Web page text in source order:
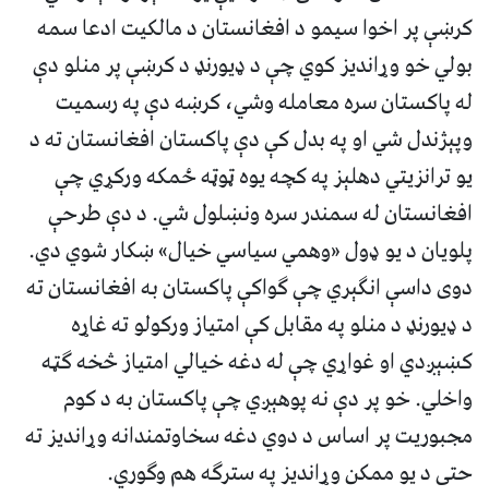
کرښې پر اخوا سیمو د افغانستان د مالکیت ادعا سمه
بولي خو وړاندیز کوي چې د ډیورنډ د کرښې پر منلو دې
له پاکستان سره معامله وشي، کرښه دې په رسمیت
وپېژندل شي او په بدل کې دې پاکستان افغانستان ته د
یو ترانزیتي دهلېز په کچه یوه ټوټه ځمکه ورکړي چې
افغانستان له سمندر سره ونښلول شي. د دې طرحې
پلویان د یو ډول «وهمي سیاسي خیال» ښکار شوي دي.
دوی داسې انګېري چې ګواکې پاکستان به افغانستان ته
د ډیورنډ د منلو په مقابل کې امتیاز ورکولو ته غاړه
کښېږدي او غواړي چې له دغه خیالي امتیاز څخه ګټه
واخلي. خو پر دې نه پوهېږي چې پاکستان به د کوم
مجبوریت پر اساس د دوي دغه سخاوتمندانه وړاندیز ته
حتی د یو ممکن وړاندیز په سترګه هم وګوري.